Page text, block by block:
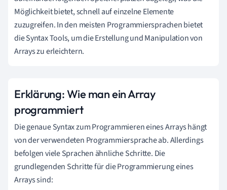
Möglichkeit bietet, schnell auf einzelne Elemente
zuzugreifen. In den meisten Programmiersprachen bietet
die Syntax Tools, um die Erstellung und Manipulation von
Arrays zu erleichtern.
Erklärung: Wie man ein Array
programmiert
Die genaue Syntax zum Programmieren eines Arrays hängt
von der verwendeten Programmiersprache ab. Allerdings
befolgen viele Sprachen ähnliche Schritte. Die
grundlegenden Schritte für die Programmierung eines
Arrays sind: